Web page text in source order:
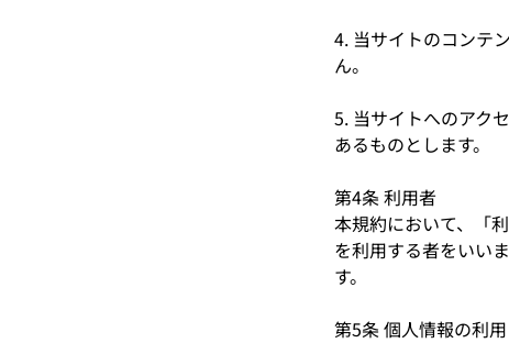
4. 当サイトのコンテ
ん。
5. 当サイトへのアク
あるものとします。
第4条 利用者
本規約において、「
を利用する者をいい
す。
第5条 個人情報の利用